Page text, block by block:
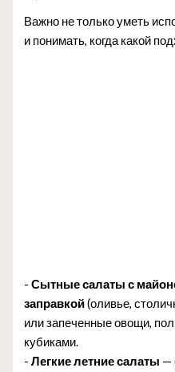
Важно не только уметь
и понимать, когда какой
-Сытные салаты с
заправкой(оливье,
или запеченные овощи,
кубиками.
-Легкие летние салаты —